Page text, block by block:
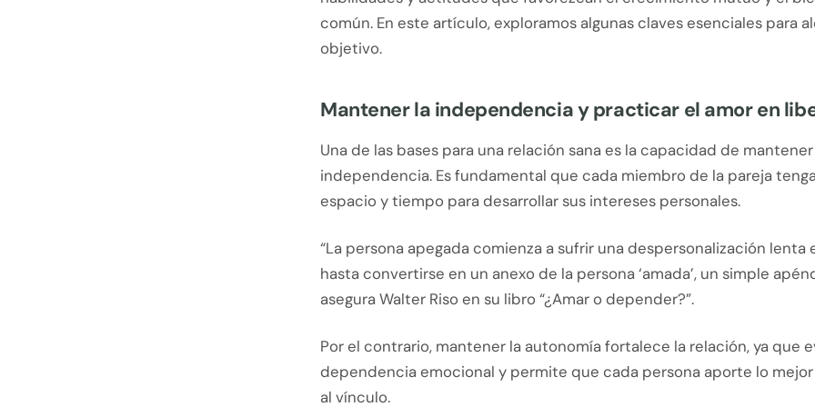
común. En este artículo, exploramos algunas claves esenciales para
objetivo.
Mantener la independencia y practicar el amor en
Una de las bases para una relación sana es la capacidad de
independencia. Es fundamental que cada miembro de la pareja
espacio y tiempo para desarrollar sus intereses personales.
“La persona apegada comienza a sufrir una despersonalización lenta
hasta convertirse en un anexo de la persona ‘amada’, un simple
asegura Walter Riso en su libro “¿Amar o depender?”.
Por el contrario, mantener la autonomía fortalece la relación, ya que
dependencia emocional y permite que cada persona aporte lo mejor
al vínculo.